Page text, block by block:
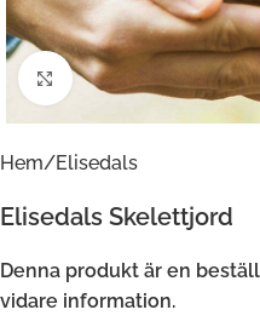
Klicka för att förstora
Hem/Elisedals
Elisedals Skelettjord
Denna produkt är en
vidare information.